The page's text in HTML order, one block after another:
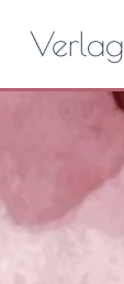
Verlag